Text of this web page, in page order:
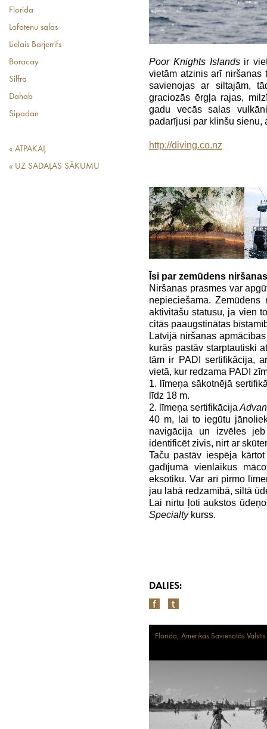
Florida
Lofotenu salas
Lielais Barjerrifs
Boracay
Silfra
Dahab
Sipadan
« ATPAKAĻ
« UZ SADAĻAS SĀKUMU
Poor Knights Islands ir
vietām atzinis arī niršanas
savienojas ar siltajām,
graciozās ērgļa rajas,
gadu vecās salas
padarījusi par klinšu sienu,
http://diving.co.nz
Īsi par zemūdens
Niršanas prasmes var
nepieciešama.
aktivitāšu statusu, ja vien
citās paaugstinātas
Latvijā niršanas
kurās pastāv starptautiski
tām ir PADI sertifikācija,
vietā, kur redzama PADI
1. līmeņa sākotnējā
līdz 18 m.
2. līmeņa sertifikācija
40 m, lai to iegūtu
navigācija un izvēles
identificēt zivis, nirt ar
Taču pastāv iespēja
gadījumā vienlaikus
eksotiku. Var arī pirmo
jau labā redzamībā, siltā
Lai nirtu ļoti aukstos
Specialtykurss.
DALIES:
Florida, Amerikas Savienotās Valstis